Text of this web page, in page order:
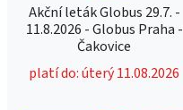
Akční leták Globus 29.7. -
11.8.2026 - Globus Praha -
Čakovice
platí do: úterý 11.08.2026